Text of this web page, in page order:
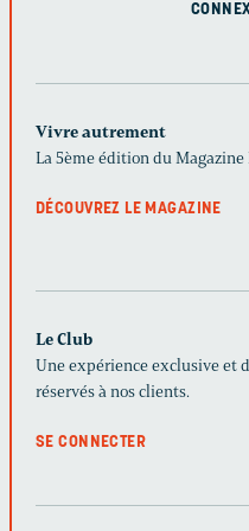
Vivre autrement
La 5ème édition du Magazine
DÉCOUVREZ LE MAGAZINE
Le Club
Une expérience exclusive et
réservés à nos clients.
SE CONNECTER